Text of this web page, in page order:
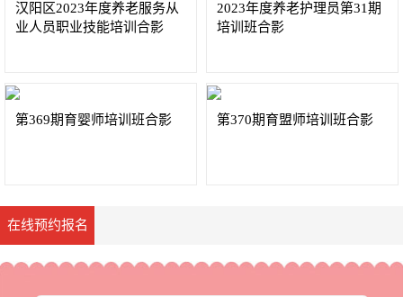
汉阳区2023年度养老服务从
业人员职业技能培训合影
2023年度养老护理员第31期
培训班合影
第369期育婴师培训班合影 第370期育盟师培训班合影
在线预约报名